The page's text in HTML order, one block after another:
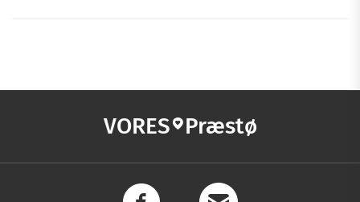
VORES Præstø